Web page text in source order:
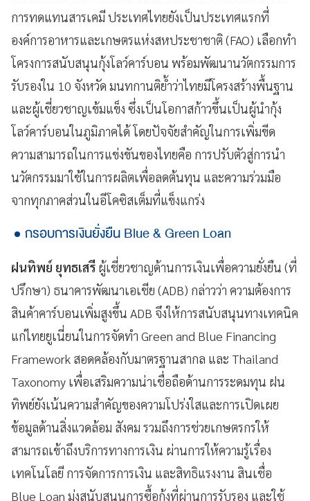
การทดแทนสารเคมี ประเทศไทยยังเป็นประเทศแรกที่
องค์การอาหารและเกษตรแห่งสหประชาชาติ (FAO) เลือกทำ
โครงการสนับสนุนกุ้งโลว์คาร์บอน พร้อมพัฒนานวัตกรรมการ
รับรองใน 10 จังหวัด มนทกานติย้ำว่าไทยมีโครงสร้างพื้นฐาน
และผู้เชี่ยวชาญเข้มแข็ง ซึ่งเป็นโอกาสก้าวขึ้นเป็นผู้นำกุ้ง
โลว์คาร์บอนในภูมิภาคได้ โดยปัจจัยสำคัญในการเพิ่มขีด
ความสามารถในการแข่งขันของไทยคือ การปรับตัวสู่การนำ
นวัตกรรมมาใช้ในการผลิตเพื่อลดต้นทุน และความร่วมมือ
จากทุกภาคส่วนในอีโคซิสเต็มที่แข็งแกร่ง
กรอบการเงินยั่งยืน Blue & Green Loan
ฝนทิพย์ ยุทธเสรี ผู้เชี่ยวชาญด้านการเงินเพื่อความยั่งยืน (ที่
ปรึกษา) ธนาคารพัฒนาเอเชีย (ADB) กล่าวว่า ความต้องการ
สินค้าคาร์บอนเพิ่มสูงขึ้น ADB จึงให้การสนับสนุนทางเทคนิค
แก่ไทยยูเนี่ยนในการจัดทำ Green and Blue Financing
Framework สอดคล้องกับมาตรฐานสากล และ Thailand
Taxonomy เพื่อเสริมความน่าเชื่อถือด้านการระดมทุน ฝน
ทิพย์ยังเน้นความสำคัญของความโปร่งใสและการเปิดเผย
ข้อมูลด้านสิ่งแวดล้อม สังคม รวมถึงการช่วยเกษตรกรให้
สามารถเข้าถึงบริการทางการเงิน ผ่านการให้ความรู้เรื่อง
เทคโนโลยี การจัดการการเงิน และสิทธิแรงงาน สินเชื่อ
Blue Loan มุ่งสนับสนุนการซื้อกุ้งที่ผ่านการรับรอง และใช้